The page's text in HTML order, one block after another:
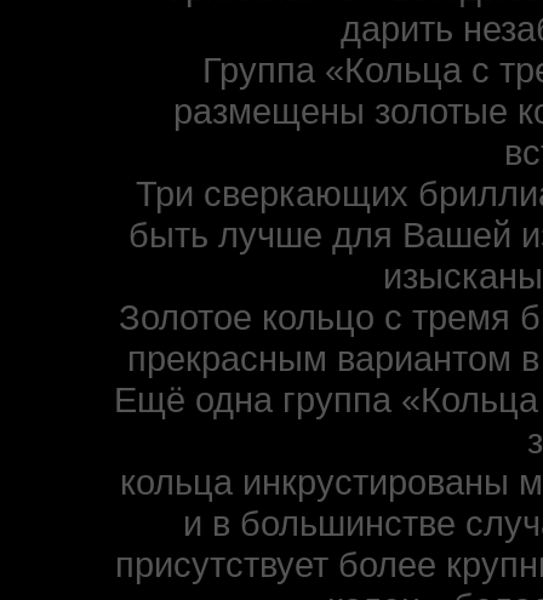
дарить
Группа «Кольца с
размещены золотые
Три сверкающих
быть лучше для Вашей
Золотое кольцо с тремя
прекрасным вариантом
Ещё одна группа
кольца инкрустированы
и в большинстве
присутствует более